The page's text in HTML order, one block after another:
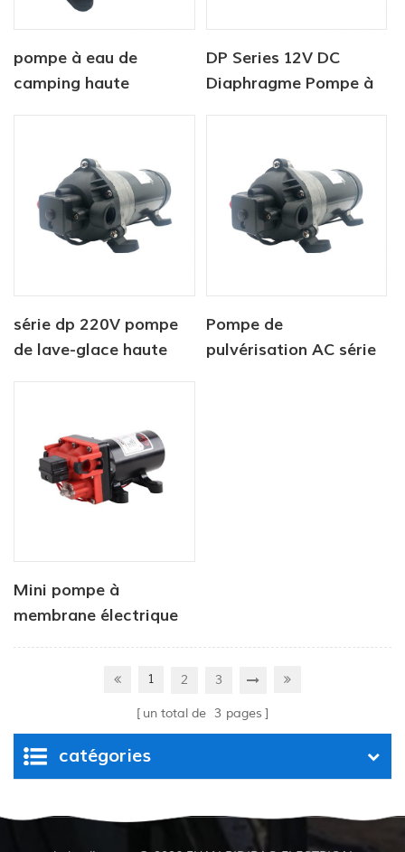
pompe à eau de
camping haute
DP Series 12V DC
Diaphragme Pompe à
série dp 220V pompe
de lave-glace haute
Pompe de
pulvérisation AC série
Mini pompe à
membrane électrique
1 2 3
un total de 3 pages
catégories